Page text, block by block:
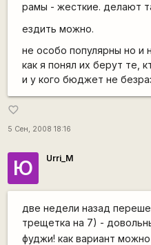
рамы - жесткие. делают
ездить можно.
не особо популярны но и
как я понял их берут те,
и у кого бюджет не
favorite_border
5 Сен, 2008 18:16
Ю Urri_M
две недели назад
трещетка на 7) -
фуджи! как вариант